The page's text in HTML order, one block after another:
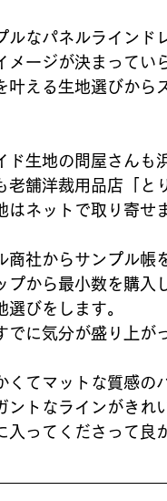
ルなパネルラインド
メージが決まってい
叶える生地選びから
ド生地の問屋さんも
老舗洋裁用品店「と
はネットで取り寄せ
商社からサンプル帳
プから最小数を購入
選びをします。
でに気分が盛り上が
くてマットな質感の
ントなラインがきれ
入ってくださって良